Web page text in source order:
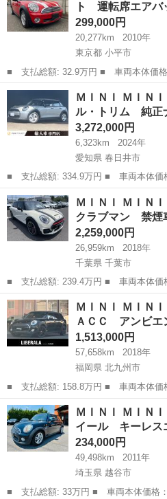
格納ミラ...
ト 運転席エア
299,000円
20,277km
2010年
東京都 小平市
■ 支払総額: 32.9万円 ■ 車両本体価格： 299,000 円 ■ メーカー
名： ＭＩＮＩ ■ 車種名： ＭＩＮ
ー プッシュスタート 運転席エアバ
防止システム ...
東京 小平市
ＭＩＮＩ ＭＩＮ
ル・トリム 純
3,272,000円
6,323km
2024年
愛知県 春日井市
■ 支払総額: 334.9万円 ■ 車両本体価格： 3,272,000 円 ■ メーカ
ー名： ＭＩＮＩ ■ 車種名： ＭＩ
ーＣ エッセンシャル・トリム 純正
ッドアッ...
愛知 春日井市
ＭＩＮＩ ＭＩＮ
クラブマン 禁
2,259,000円
26,959km
2018年
千葉県 千葉市
■ 支払総額: 239.4万円 ■ 車両本体価格： 2,259,000 円 ■ メーカ
ー名： ＭＩＮＩ ■ 車種名： ＭＩ
クーパーワークス クラブマン 禁煙
ド 純正...
千葉 千葉市 ミニ
ＭＩＮＩ ＭＩＮ
ＡＣＣ アンビ
1,513,000円
57,658km
2018年
福岡県 北九州市
■ 支払総額: 158.8万円 ■ 車両本体価格： 1,513,000 円 ■ メーカ
ー名： ＭＩＮＩ ■ 車種名： ＭＩ
ーＤ クラブマン ＡＣＣ アンビエ
メラ 純...
福岡 北九州市
ＭＩＮＩ ＭＩＮ
イール キーレ
234,000円
49,498km
2011年
埼玉県 越谷市
■ 支払総額: 33万円 ■ 車両本体価格： 234,000 円 ■ メーカー